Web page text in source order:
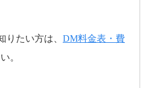
たい方は、 DM料金表・費
。